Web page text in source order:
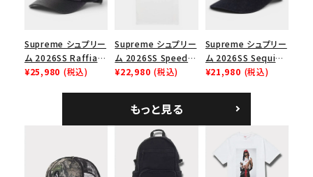
Supreme シュプリー
ム 2026SS Raffia
Mesh Back 5-Panel
¥25,980 (税込)
Supreme シュプリー
ム 2026SS Speed
Tee スピードTシャツ
¥22,980 (税込)
Supreme シュプリー
ム 2026SS Sequin
Denim Classic
シックロゴ 6パネルキ
ャップ ブラック
¥21,980 (税込)
もっと見る